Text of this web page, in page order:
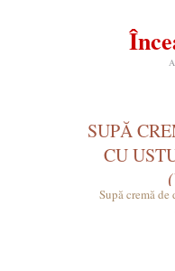
SUPĂ
CU
Supă cremă